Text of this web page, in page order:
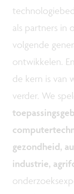
als partners in
volgende
ontwikkelen.
de kern is van
verder. We
gezondheid,
industrie,